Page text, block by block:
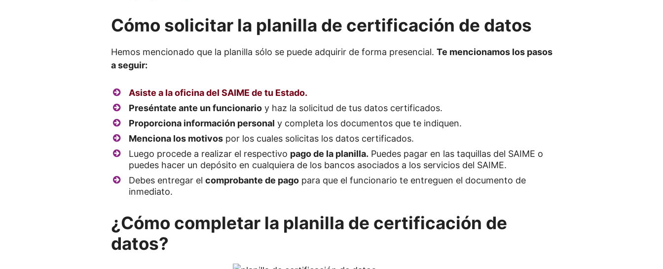
Cómo solicitar la planilla de certificación de datos
Hemos mencionado que la planilla sólo se puede adquirir de forma presencial. Te mencionamos los pasos
a seguir:
Asiste a la oficina del SAIME de tu Estado.
Preséntate ante un funcionarioy haz la solicitud de tus datos certificados.
Proporciona información personal y completa los documentos que te indiquen.
Menciona los motivospor los cuales solicitas los datos certificados.
Luego procede a realizar el respectivo pago de la planilla. Puedes pagar en las taquillas del SAIME o
puedes hacer un depósito en cualquiera de los bancos asociados a los servicios del SAIME.
Debes entregar el comprobante de pagopara que el funcionario te entreguen el documento de
inmediato.
¿Cómo completar la planilla de certificación de
datos?